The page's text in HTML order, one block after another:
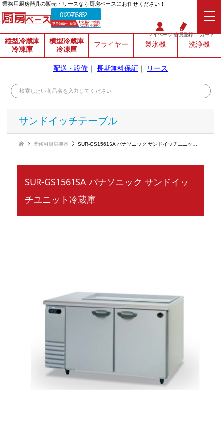
業務⽤厨房器具の販売・リースなら厨房ベースにお任せください！
0120-706-862
マイページ会員登録 カート
縦型冷蔵庫
冷凍庫
横型冷蔵庫
冷凍庫
フライヤー 製氷機 洗浄機
配送・設備 ｜ 長期無料保証 ｜ リース
サンドイッチテーブル
業務用厨房機器 SUR-GS1561SA パナソニック サンドイッチユニット冷蔵庫
SUR-GS1561SA パナソニック サンドイッ
チユニット冷蔵庫